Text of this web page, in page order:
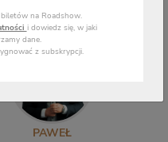
PAWEŁ
na Roadshow.
i dowiedz się, w jaki
dane.
z subskrypcji.